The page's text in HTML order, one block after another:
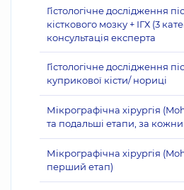
Гістологічне дослідження
кісткового мозку + ІГХ (3
консультація експерта
Гістологічне дослідження
куприкової кісти/ нориці
Мікрографічна хірургія
та подальші етапи, за
Мікрографічна хірургія
перший етап)